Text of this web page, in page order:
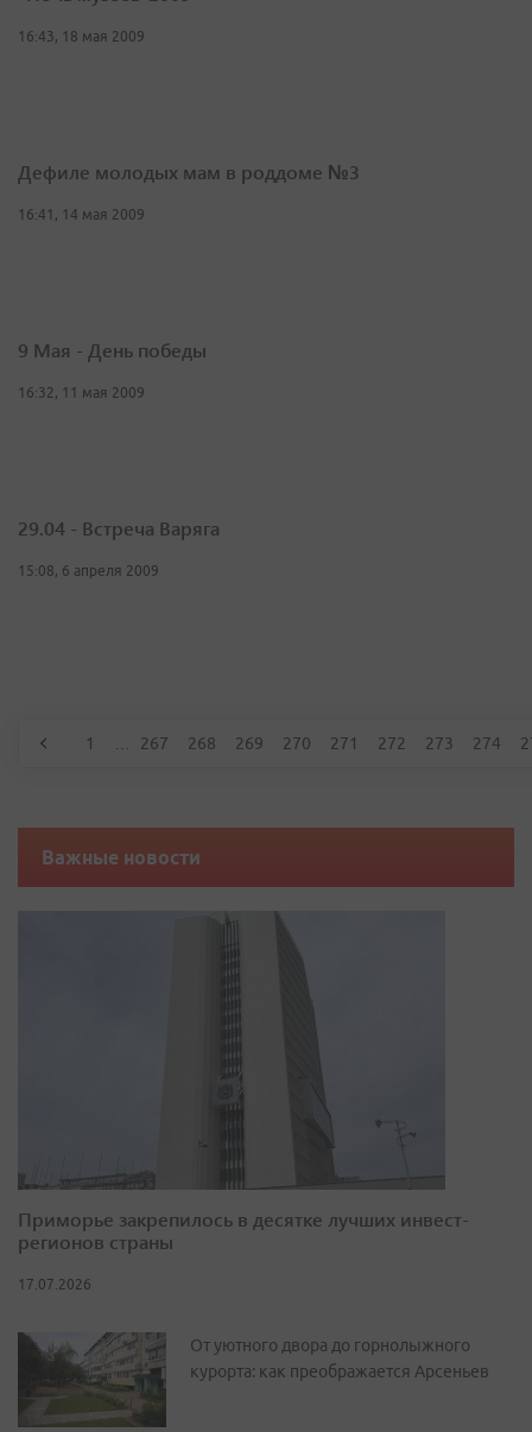
16:43, 18 мая 2009
Дефиле молодых мам в роддоме №3
16:41, 14 мая 2009
9 Мая - День победы
16:32, 11 мая 2009
29.04 - Встреча Варяга
15:08, 6 апреля 2009
1 … 267 268 269 270 271 272 273 274
Важные новости
Приморье закрепилось в десятке лучших инвест-
регионов страны
17.07.2026
От уютного двора до горнолыжного
курорта: как преображается Арсеньев